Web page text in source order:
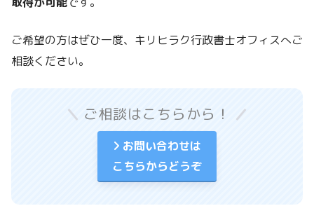
ご希望の方はぜひ一度、キリヒラク行政書士オフィスへご
相談ください。
ご相談はこちらから！
お問い合わせは
こちらからどうぞ